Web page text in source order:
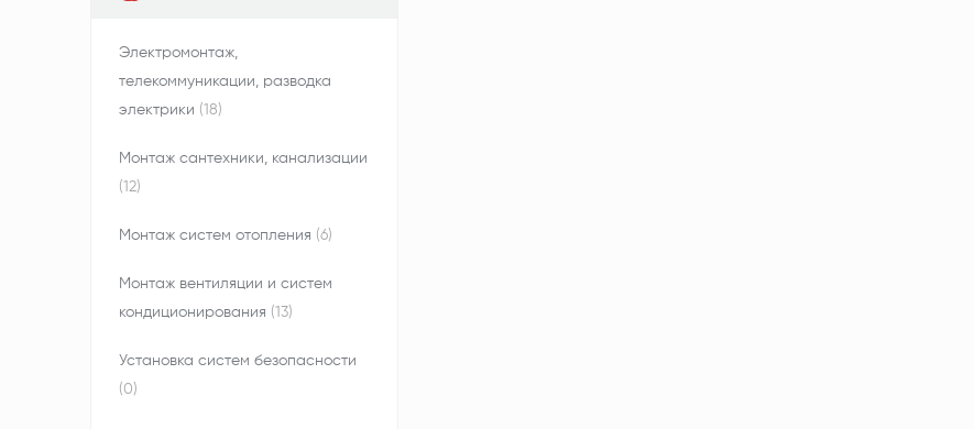
Электромонтаж,
телекоммуникации, разводка
электрики (18)
Монтаж сантехники, канализации
(12)
Монтаж систем отопления (6)
Монтаж вентиляции и систем
кондиционирования (13)
Установка систем безопасности
(0)